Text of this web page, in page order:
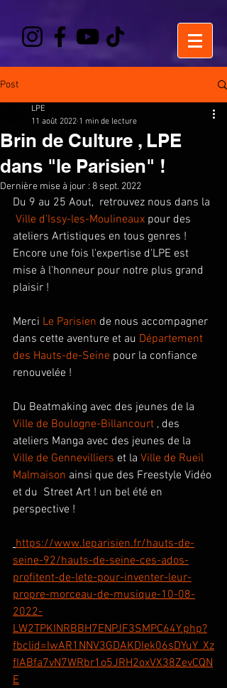
Post
Brin de Culture , LPE
dans "le Parisien" !
LPE
11 août 2022 1 min de lecture
Dernière mise à jour : 8 sept. 2022
Du 9 au 25 Aout,  retrouvez nous dans la
Ville d'Issy-les-Moulineaux pour des
ateliers Artistiques en tous genres !
Encore une fois l'expertise d'LPE est
mise à l'honneur pour notre plus grand
plaisir !
Merci Le Parisien de nous accompagner
dans cette aventure et au Département
des Hauts-de-Seine pour la confiance
renouvelée !
Du Beatmaking avec des jeunes de la
Ville de Boulogne-Billancourt , des
ateliers Manga avec des jeunes de la
Ville de Gennevilliers et la Ville de Rueil
Malmaison ainsi que des Freestyle Vidéo
et du  Street Art ! un bel été en
perspective !
https://www.leparisien.fr/hauts-de-
seine-92/hauts-de-seine-ces-ados-
profitent-de-lete-pour-inventer-leur-
propre-morceau-de-musique-10-08-
2022-
LW2TPKINRBBH7ENPJF3SMPC64Y.php?
fbclid=IwAR1NNV3GDAKDIek06sDYuY_Xz
fIABfa7vN7WRbr1o5JRH2oxVX38ZevCQN
E